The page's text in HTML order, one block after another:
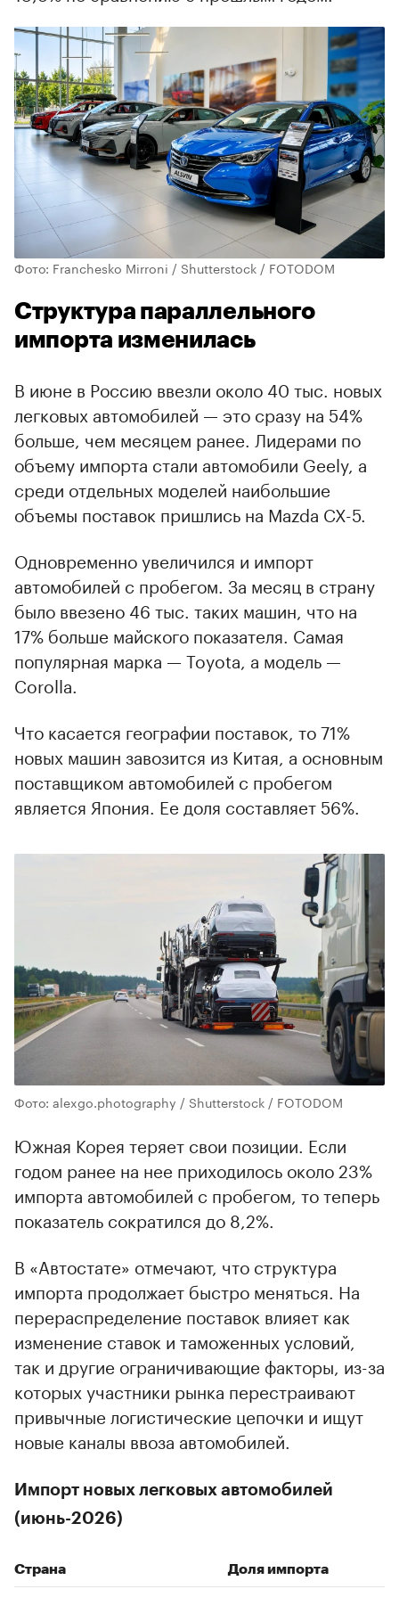
Фото: Franchesko Mirroni / Shutterstock / FOTODOM
Структура параллельного
импорта изменилась
В июне в Россию ввезли около 40 тыс. новых
легковых автомобилей — это сразу на 54%
больше, чем месяцем ранее. Лидерами по
объему импорта стали автомобили Geely, а
среди отдельных моделей наибольшие
объемы поставок пришлись на Mazda CX-5.
Одновременно увеличился и импорт
автомобилей с пробегом. За месяц в страну
было ввезено 46 тыс. таких машин, что на
17% больше майского показателя. Самая
популярная марка — Toyota, а модель —
Corolla.
Что касается географии поставок, то 71%
новых машин завозится из Китая, а основным
поставщиком автомобилей с пробегом
является Япония. Ее доля составляет 56%.
Фото: alexgo.photography / Shutterstock / FOTODOM
Южная Корея теряет свои позиции. Если
годом ранее на нее приходилось около 23%
импорта автомобилей с пробегом, то теперь
показатель сократился до 8,2%.
В «Автостате» отмечают, что структура
импорта продолжает быстро меняться. На
перераспределение поставок влияет как
изменение ставок и таможенных условий,
так и другие ограничивающие факторы, из-за
которых участники рынка перестраивают
привычные логистические цепочки и ищут
новые каналы ввоза автомобилей.
Импорт новых легковых автомобилей
(июнь-2026)
Страна Доля импорта